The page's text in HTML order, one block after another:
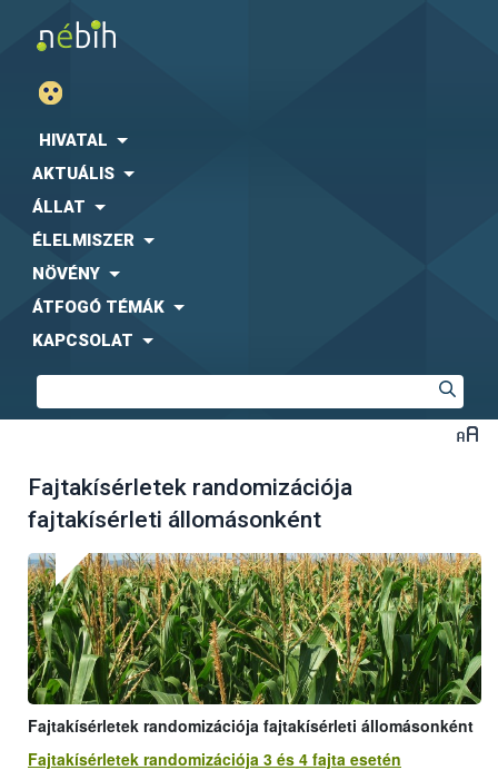
HIVATAL
AKTUÁLIS
ÁLLAT
ÉLELMISZER
NÖVÉNY
ÁTFOGÓ TÉMÁK
KAPCSOLAT
Fajtakísérletek randomizációja
fajtakísérleti állomásonként
Fajtakísérletek randomizációja fajtakísérleti állomásonként
Fajtakísérletek randomizációja 3 és 4 fajta esetén